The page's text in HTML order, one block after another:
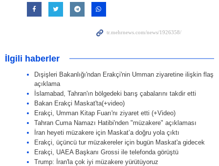
İlgili haberler
Dışişleri Bakanlığı'ndan Erakçi'nin Umman ziyaretine ilişkin flaş
açıklama
İslamabad, Tahran'ın bölgedeki barış çabalarını takdir etti
Bakan Erakçi Maskat'ta(+video)
Erakçi, Umman Kitap Fuarı'nı ziyaret etti (+Video)
Tahran Cuma Namazı Hatibi'nden "müzakere" açıklaması
İran heyeti müzakere için Maskat’a doğru yola çıktı
Erakçi, üçüncü tur müzakereler için bugün Maskat'a gidecek
Erakçi, UAEA Başkanı Grossi ile telefonda görüştü
Trump: İran'la çok iyi müzakere yürütüyoruz